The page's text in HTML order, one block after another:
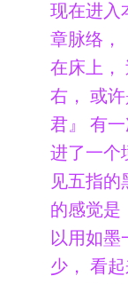
现在进入
章脉络，
在床上，
右， 或
君』 有
进了一个
见五指的
的感觉是
以用如墨
少， 看